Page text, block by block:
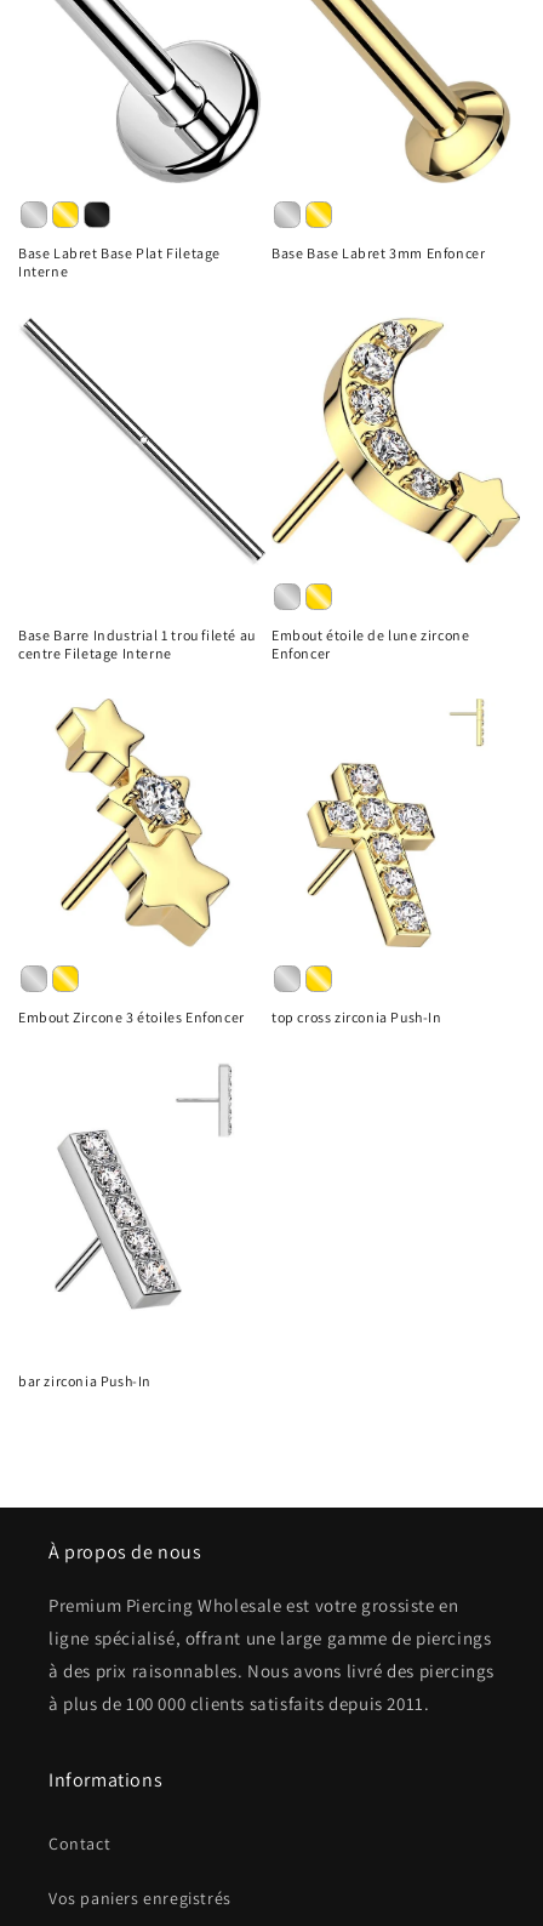
Base Labret Base Plat Filetage
Interne
Base Base Labret 3mm Enfoncer
Base Barre Industrial 1 trou fileté au
centre Filetage Interne
Embout étoile de lune zircone
Enfoncer
Embout Zircone 3 étoiles Enfoncer top cross zirconia Push-In
bar zirconia Push-In
À propos de nous
Premium Piercing Wholesale est votre grossiste en
ligne spécialisé, offrant une large gamme de piercings
à des prix raisonnables. Nous avons livré des piercings
à plus de 100 000 clients satisfaits depuis 2011.
Informations
Contact
Vos paniers enregistrés